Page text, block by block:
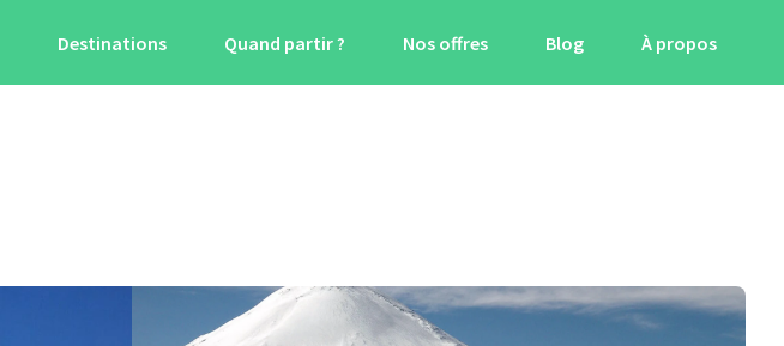
Destinations Quand partir ? Nos offres Blog À propos